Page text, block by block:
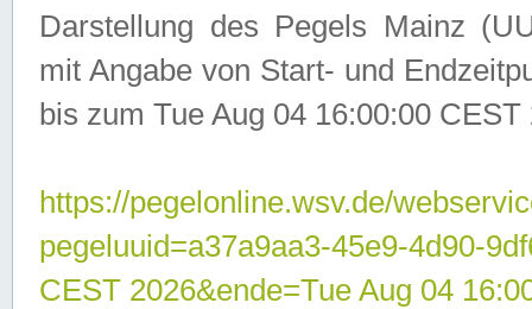
Darstellung des Pegels Mainz
mit Angabe von Start- und
bis zum Tue Aug 04 16:00:00 CEST
https://pegelonline.wsv.de/
pegeluuid=a37a9aa3-45e9-4d90-
CEST 2026&ende=Tue Aug 04